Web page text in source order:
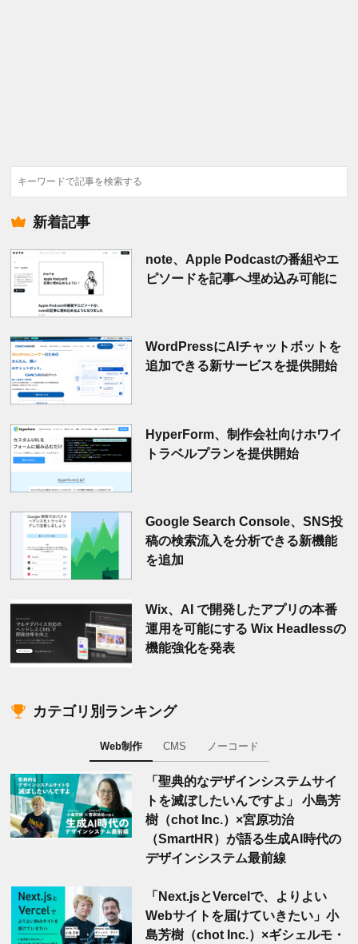
検
索
新着記事
note、Apple Podcastの番組やエ
ピソードを記事へ埋め込み可能に
WordPressにAIチャットボットを
追加できる新サービスを提供開始
HyperForm、制作会社向けホワイ
トラベルプランを提供開始
Google Search Console、SNS投
稿の検索流入を分析できる新機能
を追加
Wix、AI で開発したアプリの本番
運用を可能にする Wix Headlessの
機能強化を発表
カテゴリ別ランキング
Web制作 CMS ノーコード
「聖典的なデザインシステムサイ
トを滅ぼしたいんですよ」 小島芳
樹（chot Inc.）×宮原功治
（SmartHR）が語る生成AI時代の
デザインシステム最前線
「Next.jsとVercelで、よりよい
Webサイトを届けていきたい」小
島芳樹（chot Inc.）×ギシェルモ・